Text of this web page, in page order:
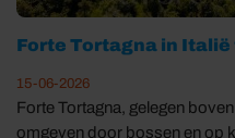
Forte Tortagna in Italië
15-06-2026
Forte Tortagna, gelegen
omgeven door bossen en op